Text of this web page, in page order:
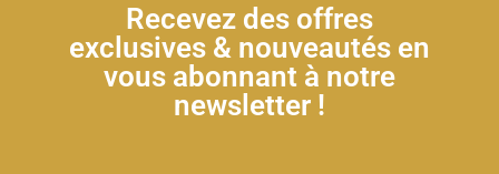
Recevez des offres
exclusives & nouveautés en
vous abonnant à notre
newsletter !